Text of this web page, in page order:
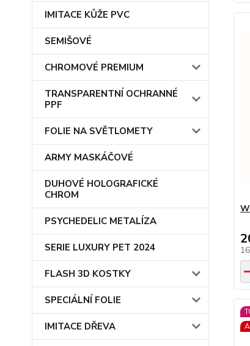
IMITACE KŮŽE PVC
SEMIŠOVÉ
CHROMOVÉ PREMIUM
TRANSPARENTNÍ OCHRANNÉ
PPF
FOLIE NA SVĚTLOMETY
ARMY MASKÁČOVÉ
DUHOVÉ HOLOGRAFICKÉ
CHROM
PSYCHEDELIC METALÍZA
SERIE LUXURY PET 2024
FLASH 3D KOSTKY
SPECIÁLNÍ FOLIE
IMITACE DŘEVA